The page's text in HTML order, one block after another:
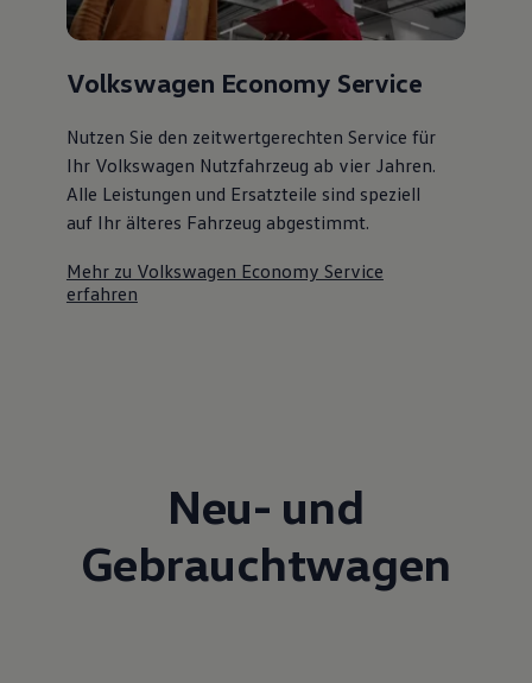
Volkswagen Economy Service
Nutzen Sie den zeitwertgerechten Service für
Ihr Volkswagen Nutzfahrzeug ab vier Jahren.
Alle Leistungen und Ersatzteile sind speziell
auf Ihr älteres Fahrzeug abgestimmt.
Mehr zu Volkswagen Economy Service
erfahren
Neu- und
Gebrauchtwagen